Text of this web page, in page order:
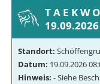
T A E K W
19.09.2026
Standort:
Datum: 19.09.2026
Hinweis: - Siehe